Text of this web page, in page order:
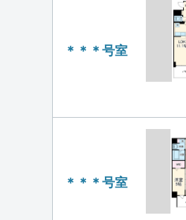
＊＊＊号室
＊＊＊号室